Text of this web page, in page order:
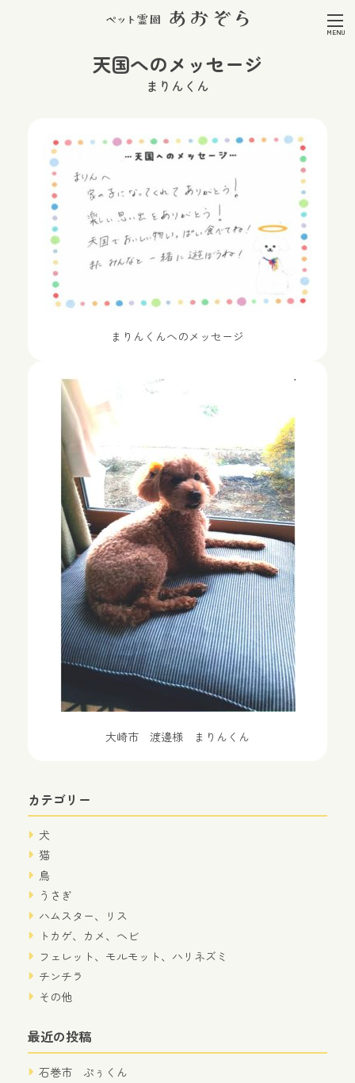
天国へのメッセージ
まりんくん
まりんくんへのメッセージ
大崎市 渡邊様 まりんくん
カテゴリー
犬
猫
鳥
うさぎ
ハムスター、リス
トカゲ、カメ、ヘビ
フェレット、モルモット、ハリネズミ
チンチラ
その他
最近の投稿
石巻市 ぷぅくん